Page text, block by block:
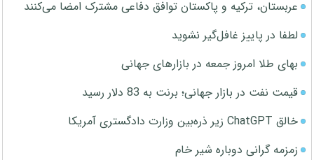
عربستان، ترکیه و پاکستان توافق دفاعی مشترک امضا می‌کنند
لطفا در پاییز غافل‌گیر نشوید
بهای طلا امروز جمعه در بازارهای جهانی
قیمت نفت در بازار جهانی؛ برنت به 83 دلار رسید
خالق ChatGPT زیر ذره‌بین وزارت دادگستری آمریکا
زمزمه گرانی دوباره شیر خام